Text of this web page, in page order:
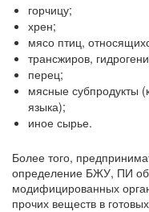
горчицу;
хрен;
мясо птиц,
трансжиров,
перец;
мясные субпродукты
языка);
иное сырье.
Более того,
определение БЖУ, ПИ об
модифицированных
прочих веществ в